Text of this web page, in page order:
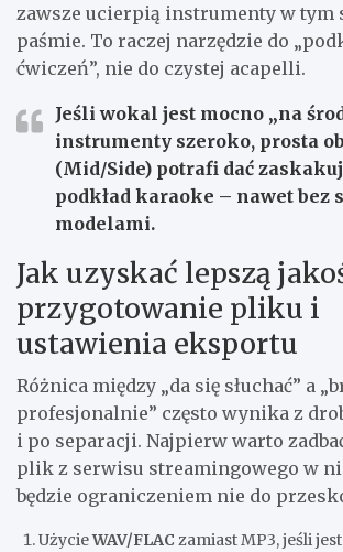
zawsze ucierpią instrumenty w tym
paśmie. To raczej narzędzie do
ćwiczeń”, nie do czystej acapelli.
Jeśli wokal jest mocno „na
instrumenty szeroko, prosta
(Mid/Side) potrafi dać
podkład karaoke – nawet bez
modelami.
Jak uzyskać lepszą
przygotowanie pliku i
ustawienia eksportu
Różnica między „da się słuchać” a
profesjonalnie” często wynika z
i po separacji. Najpierw warto
plik z serwisu streamingowego w
będzie ograniczeniem nie do
UżycieWAV/FLAC zamiast MP3, jeśli